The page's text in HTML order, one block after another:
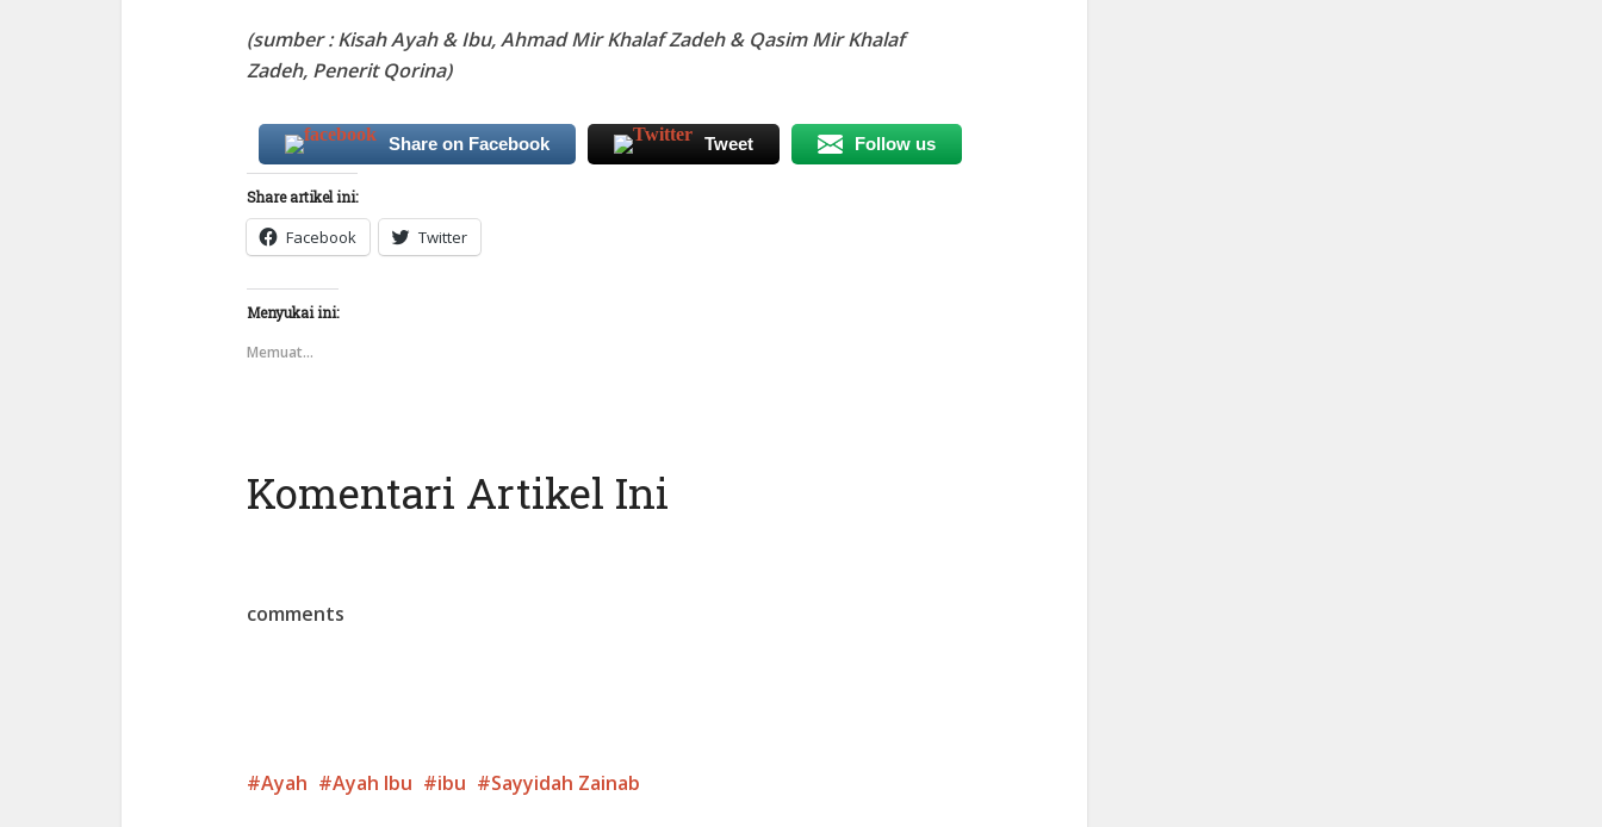
(sumber : Kisah Ayah & Ibu, Ahmad Mir Khalaf Zadeh & Qasim Mir Khalaf
Zadeh, Penerit Qorina)
Share on Facebook Tweet Follow us
Share artikel ini:
Facebook Twitter
Menyukai ini:
Memuat...
Komentari Artikel Ini
comments
Ayah Ayah Ibu ibu Sayyidah Zainab